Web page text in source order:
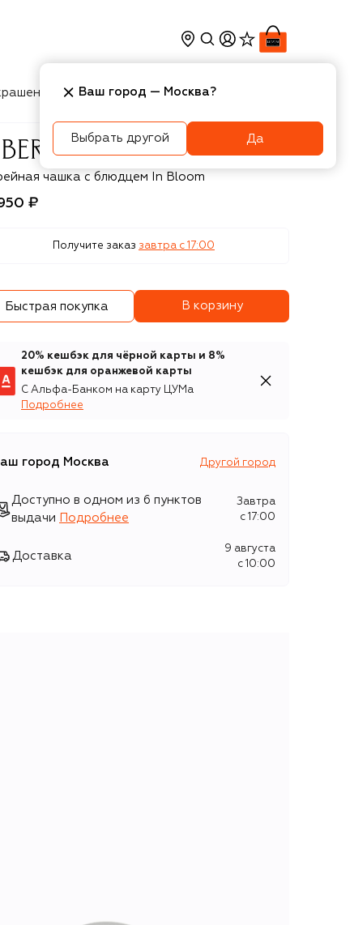
Косметика Интерьер
чашка с блюдцем In Bloom
₽
Получите заказ завтра c 17:00
Быстрая покупка В корзину
20% кешбэк для чёрной карты и 8%
кешбэк для оранжевой карты
С Альфа-Банком на карту ЦУМа
Подробнее
город Москва Другой город
Доступно в одном из 6 пунктов
выдачи
Подробнее
Завтра
c 17:00
Доставка
9 августа
c 10:00
Ваш город — Москва?
Выбрать другой Да